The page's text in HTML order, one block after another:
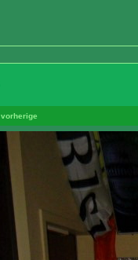
vorherige